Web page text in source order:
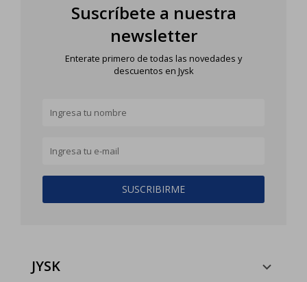
Suscríbete a nuestra
newsletter
Enterate primero de todas las novedades y
descuentos en Jysk
SUSCRIBIRME
JYSK